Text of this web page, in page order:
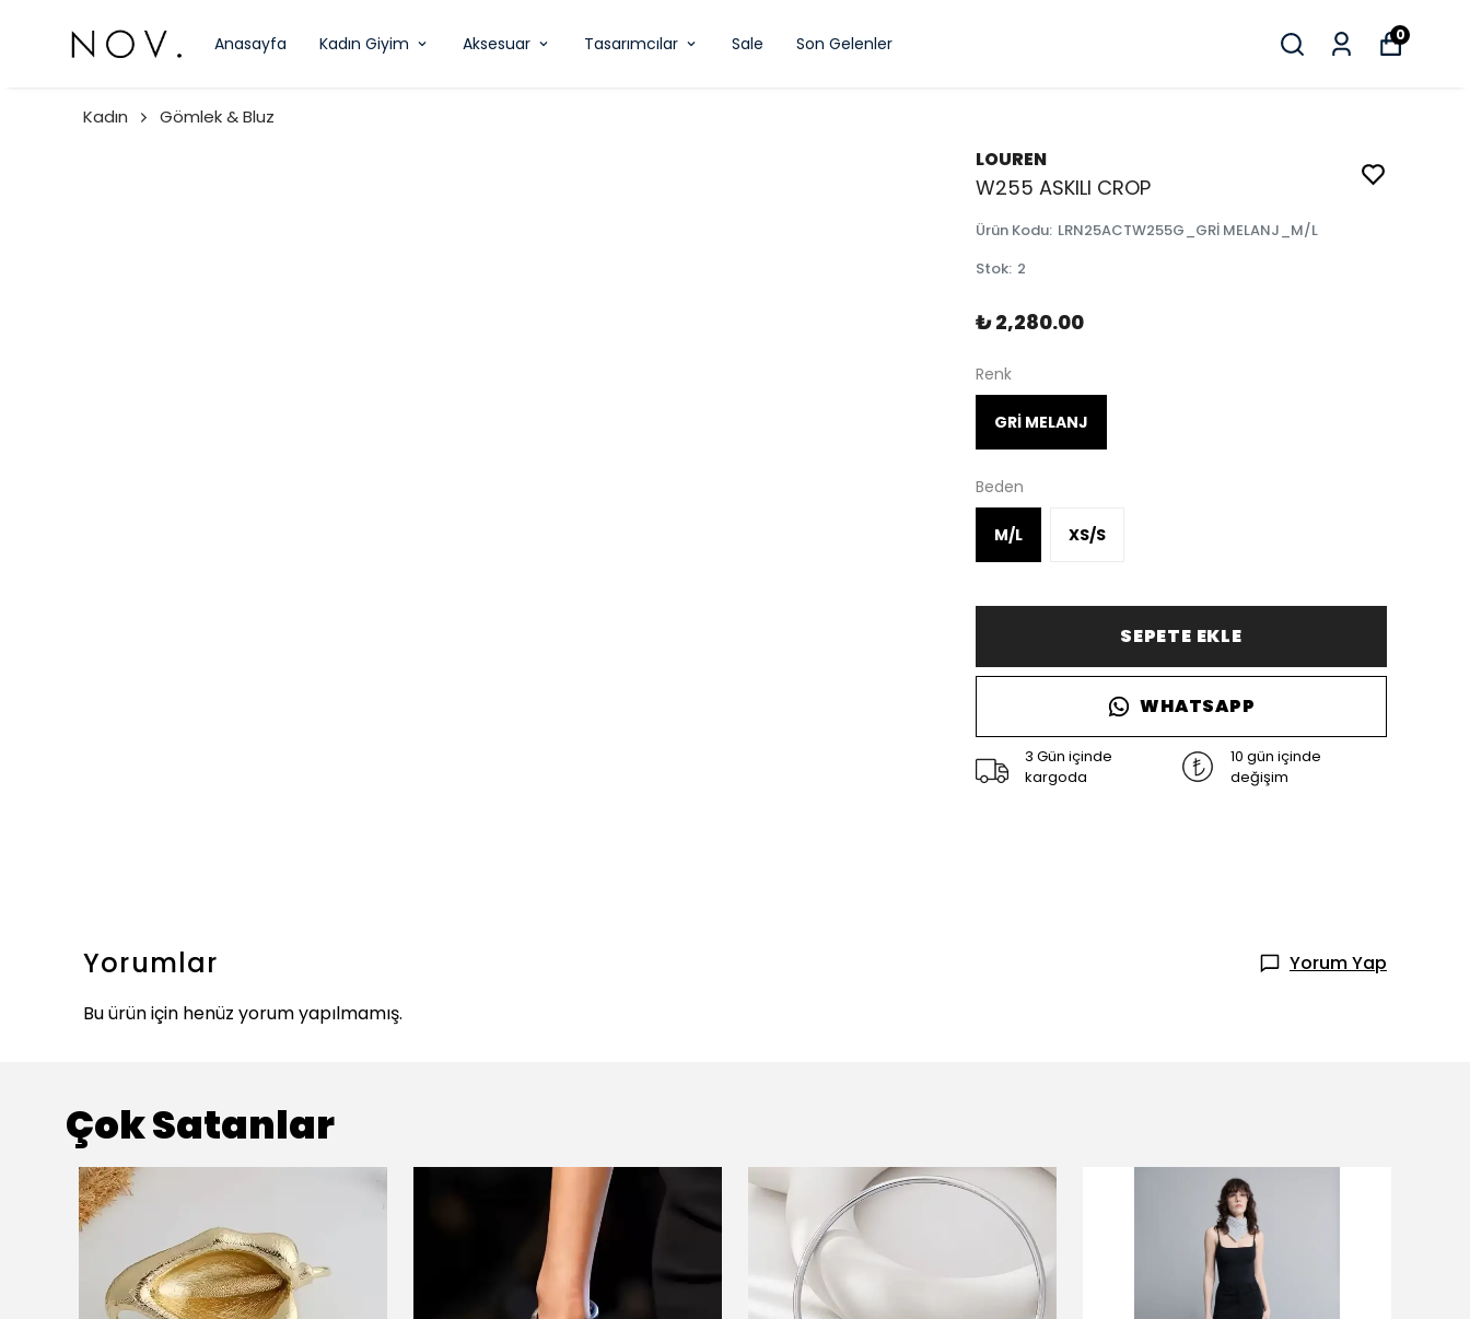
Anasayfa Kadın Giyim Aksesuar Tasarımcılar Sale Son Gelenler 0
Kadın Gömlek & Bluz
LOUREN
W255 ASKILI CROP
Ürün Kodu: LRN25ACTW255G_GRİ MELANJ_M/L
Stok: 2
₺ 2,280.00
Renk
GRİ MELANJ
Beden
M/L XS/S
SEPETE EKLE
WHATSAPP
3 Gün içinde
kargoda
10 gün içinde
değişim
Yorumlar
Yorum Yap
Bu ürün için henüz yorum yapılmamış.
Çok Satanlar